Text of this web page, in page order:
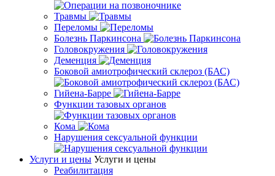
Травмы
Переломы
Болезнь Паркинсона
Головокружения
Деменция
Боковой амиотрофический склероз (БАС)
Гийена-Барре
Функции тазовых органов
Кома
Нарушения сексуальной функции
Услуги и цены Услуги и цены
Реабилитация